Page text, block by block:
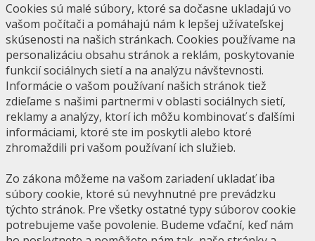
Cookies sú malé súbory, ktoré sa dočasne ukladajú vo
vašom počítači a pomáhajú nám k lepšej užívateľskej
skúsenosti na našich stránkach. Cookies používame na
personalizáciu obsahu stránok a reklám, poskytovanie
funkcií sociálnych sietí a na analýzu návštevnosti.
Informácie o vašom používaní našich stránok tiež
zdieľame s našimi partnermi v oblasti sociálnych sietí,
reklamy a analýzy, ktorí ich môžu kombinovať s ďalšími
informáciami, ktoré ste im poskytli alebo ktoré
zhromaždili pri vašom používaní ich služieb.
Zo zákona môžeme na vašom zariadení ukladať iba
súbory cookie, ktoré sú nevyhnutné pre prevádzku
týchto stránok. Pre všetky ostatné typy súborov cookie
potrebujeme vaše povolenie. Budeme vďační, keď nám